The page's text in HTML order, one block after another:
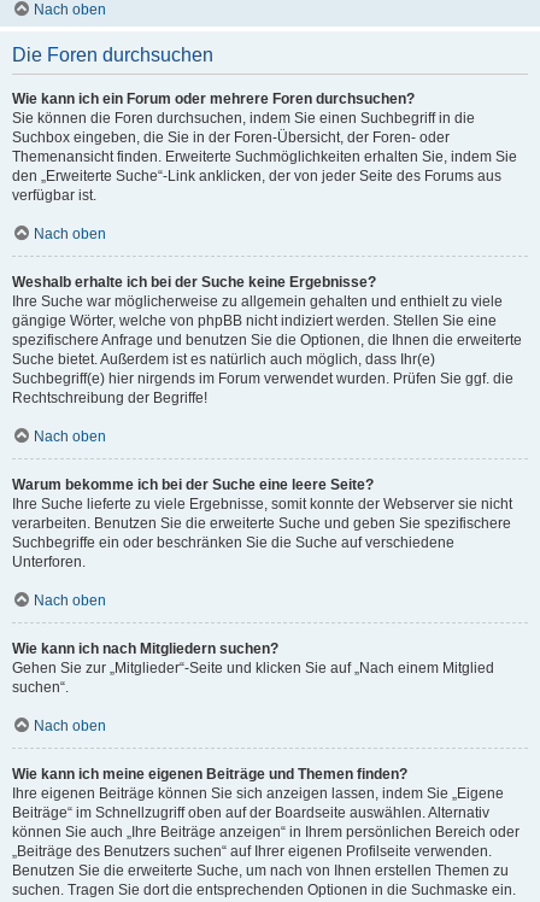
Nach oben
Die Foren durchsuchen
Wie kann ich ein Forum oder mehrere Foren durchsuchen?
Sie können die Foren durchsuchen, indem Sie einen Suchbegriff in die
Suchbox eingeben, die Sie in der Foren-Übersicht, der Foren- oder
Themenansicht finden. Erweiterte Suchmöglichkeiten erhalten Sie, indem Sie
den „Erweiterte Suche“-Link anklicken, der von jeder Seite des Forums aus
verfügbar ist.
Nach oben
Weshalb erhalte ich bei der Suche keine Ergebnisse?
Ihre Suche war möglicherweise zu allgemein gehalten und enthielt zu viele
gängige Wörter, welche von phpBB nicht indiziert werden. Stellen Sie eine
spezifischere Anfrage und benutzen Sie die Optionen, die Ihnen die erweiterte
Suche bietet. Außerdem ist es natürlich auch möglich, dass Ihr(e)
Suchbegriff(e) hier nirgends im Forum verwendet wurden. Prüfen Sie ggf. die
Rechtschreibung der Begriffe!
Nach oben
Warum bekomme ich bei der Suche eine leere Seite?
Ihre Suche lieferte zu viele Ergebnisse, somit konnte der Webserver sie nicht
verarbeiten. Benutzen Sie die erweiterte Suche und geben Sie spezifischere
Suchbegriffe ein oder beschränken Sie die Suche auf verschiedene
Unterforen.
Nach oben
Wie kann ich nach Mitgliedern suchen?
Gehen Sie zur „Mitglieder“-Seite und klicken Sie auf „Nach einem Mitglied
suchen“.
Nach oben
Wie kann ich meine eigenen Beiträge und Themen finden?
Ihre eigenen Beiträge können Sie sich anzeigen lassen, indem Sie „Eigene
Beiträge“ im Schnellzugriff oben auf der Boardseite auswählen. Alternativ
können Sie auch „Ihre Beiträge anzeigen“ in Ihrem persönlichen Bereich oder
„Beiträge des Benutzers suchen“ auf Ihrer eigenen Profilseite verwenden.
Benutzen Sie die erweiterte Suche, um nach von Ihnen erstellen Themen zu
suchen. Tragen Sie dort die entsprechenden Optionen in die Suchmaske ein.